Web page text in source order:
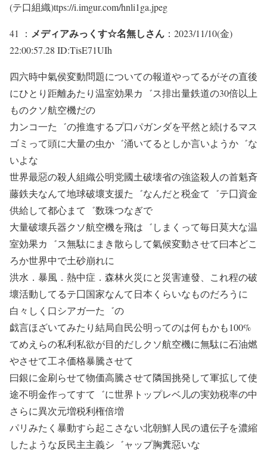
(テ口組織)ttps://i.imgur.com/hnli1ga.jpeg
41 ： メディアみっくす☆名無しさん ：2023/11/10(金)
22:00:57.28 ID:TisE71UIh
四六時中氣侯変動問題についての報道やってるがその直後
にひとり距離あたり温室効果カ゛ス排出量鉄道の30倍以上
ものクソ航空機だの
力ンコ一た゛の推進するプ口パガンダを平然と続けるマス
ゴミって頭に大量の虫か゛涌いてるとしか言いようか゛な
いよな
世界最惡の殺人組織公明党國土破壊省の強盜殺人の首魁斉
藤鉄夫なんて地球破壞支援た゛なんだと税金て゛テ囗資金
供給して都心まて゛数珠つなぎで
大量破壞兵器クソ航空機を飛は゛しまくって毎日莫大な温
室効果カ゛ス無駄にまき散らして氣候変動させて曰本どこ
ろか世界中で土砂崩れに
洪水．暴風．熱中症．森林火災にと災害連發、これ程の破
壞活動してるテ囗国家なんて日本くらいなものだろうに
白々しく口シアガ一た゛の
戯言ほざいてみたり結局自民公明ってのは何もかも100%
てめえらの私利私欲が目的だしクソ航空機に無駄に石油燃
やさせて工ネ価格暴騰させて
曰銀に金刷らせて物価高騰させて隣国挑発して軍拡して使
途不明金作ってすて゛に世界トップレベ儿の実効税率の中
さらに異次元増税利権倍増
パリみたく暴動すら起こさない北朝鮮人民の遺伝子を濃縮
したような反民主主義シ゛ャップ胸糞惡いな